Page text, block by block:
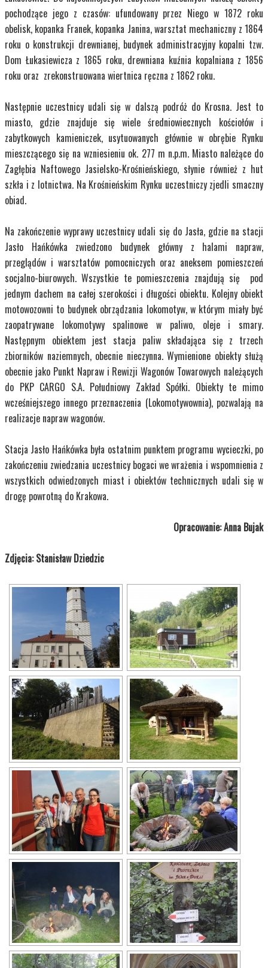
pochodzące jego z czasów: ufundowany przez Niego w 1872 roku
obelisk, kopanka Franek, kopanka Janina, warsztat mechaniczny z 1864
roku o konstrukcji drewnianej, budynek administracyjny kopalni tzw.
Dom Łukasiewicza z 1865 roku, drewniana kuźnia kopalniana z 1856
roku oraz zrekonstruowana wiertnica ręczna z 1862 roku.
Następnie uczestnicy udali się w dalszą podróż do Krosna. Jest to
miasto, gdzie znajduje się wiele średniowiecznych kościołów i
zabytkowych kamieniczek, usytuowanych głównie w obrębie Rynku
mieszczącego się na wzniesieniu ok. 277 m n.p.m. Miasto należące do
Zagłębia Naftowego Jasielsko-Krośnieńskiego, słynie również z hut
szkła i z lotnictwa. Na Krośnieńskim Rynku uczestniczy zjedli smaczny
obiad.
Na zakończenie wyprawy uczestnicy udali się do Jasła, gdzie na stacji
Jasło Hańkówka zwiedzono budynek główny z halami napraw,
przeglądów i warsztatów pomocniczych oraz aneksem pomieszczeń
socjalno-biurowych. Wszystkie te pomieszczenia znajdują się pod
jednym dachem na całej szerokości i długości obiektu. Kolejny obiekt
motowozowni to budynek obrządzania lokomotyw, w którym miały być
zaopatrywane lokomotywy spalinowe w paliwo, oleje i smary.
Następnym obiektem jest stacja paliw składająca się z trzech
zbiorników naziemnych, obecnie nieczynna. Wymienione obiekty służą
obecnie jako Punkt Napraw i Rewizji Wagonów Towarowych należących
do PKP CARGO S.A. Południowy Zakład Spółki. Obiekty te mimo
wcześniejszego innego przeznaczenia (Lokomotywownia), pozwalają na
realizacje napraw wagonów.
Stacja Jasło Hańkówka była ostatnim punktem programu wycieczki, po
zakończeniu zwiedzania uczestnicy bogaci we wrażenia i wspomnienia z
wszystkich odwiedzonych miast i obiektów technicznych udali się w
drogę powrotną do Krakowa.
Opracowanie: Anna Bujak
Zdjęcia: Stanisław Dziedzic